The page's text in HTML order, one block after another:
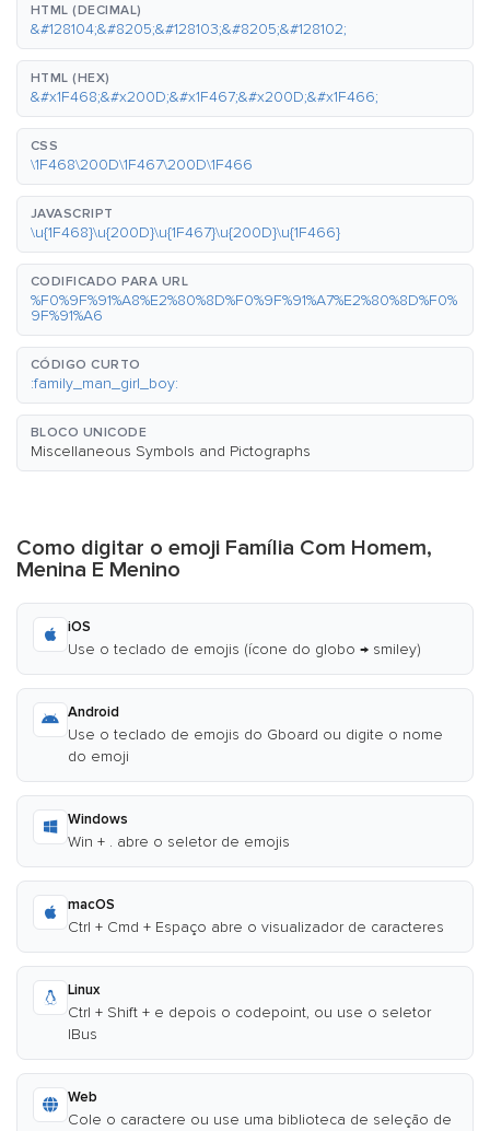
HTML (DECIMAL)
&#128104;&#8205;&#128103;&#8205;&#128102;
HTML (HEX)
&#x1F468;&#x200D;&#x1F467;&#x200D;&#x1F466;
CSS
\1F468\200D\1F467\200D\1F466
JAVASCRIPT
\u{1F468}\u{200D}\u{1F467}\u{200D}\u{1F466}
CODIFICADO PARA URL
%F0%9F%91%A8%E2%80%8D%F0%9F%91%A7%E2%80%8D%F0%
9F%91%A6
CÓDIGO CURTO
:family_man_girl_boy:
BLOCO UNICODE
Miscellaneous Symbols and Pictographs
Como digitar o emoji Família Com Homem,
Menina E Menino
iOS
Use o teclado de emojis (ícone do globo → smiley)
Android
Use o teclado de emojis do Gboard ou digite o nome
do emoji
Windows
Win + . abre o seletor de emojis
macOS
Ctrl + Cmd + Espaço abre o visualizador de caracteres
Linux
Ctrl + Shift + e depois o codepoint, ou use o seletor
IBus
Web
Cole o caractere ou use uma biblioteca de seleção de